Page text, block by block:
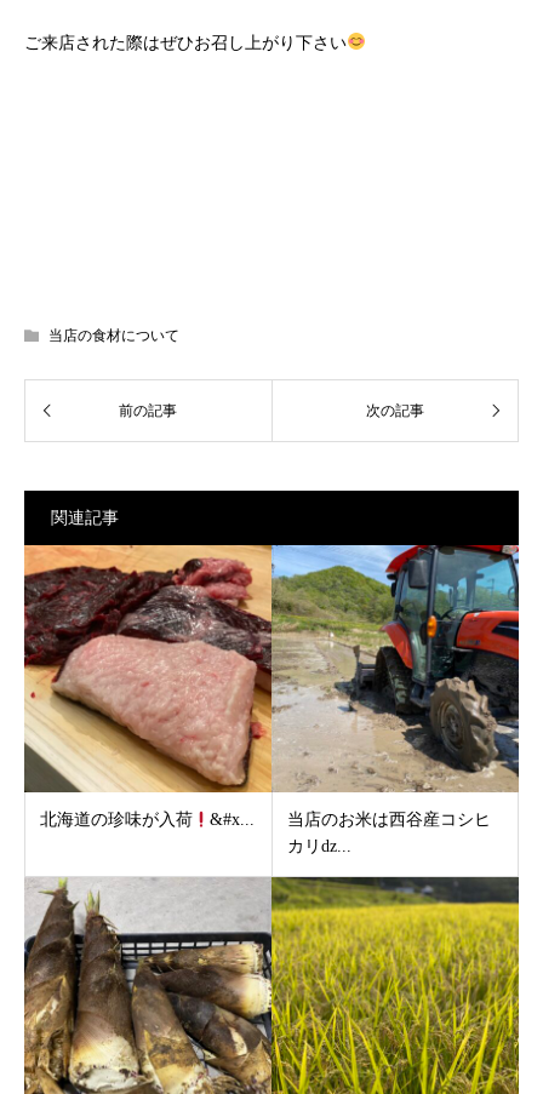
ご来店された際はぜひお召し上がり下さい
当店の食材について
関連記事
北海道の珍味が入荷 &#x...
当店のお米は西谷産コシヒ
カリǳ...